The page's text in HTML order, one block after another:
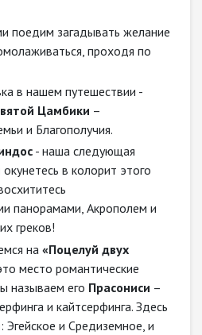
поедим загадывать желание
проходя по
в нашем путешествии -
Цамбики –
и Благополучия.
- наша следующая
в колорит этого
панорамами, Акрополем и
греков!
на «Поцелуй двух
место романтические
называем его Прасониси –
и кайтсерфинга. Здесь
Эгейское и Средиземное, и